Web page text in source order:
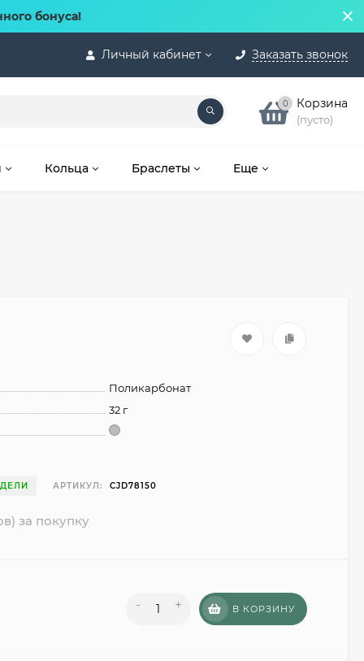
бонуса!
Личный кабинет Заказать звонок
0 Корзина
(пусто)
Кольца Браслеты Еще
Поликарбонат
32 г
АРТИКУЛ: CJD78150
за покупку
- + В КОРЗИНУ